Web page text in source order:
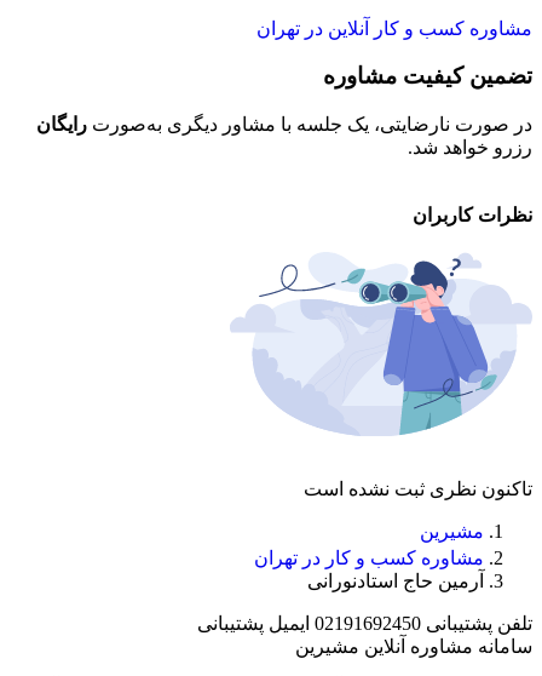
مشاوره کسب و کار آنلاین در تهران
تضمین کیفیت مشاوره
در صورت نارضایتی، یک جلسه با مشاور دیگری به‌صورت رایگان
رزرو خواهد شد.
نظرات کاربران
تاکنون نظری ثبت نشده است
مشیرین
مشاوره کسب و کار در تهران
آرمین حاج استادنورانی
تلفن پشتیبانی 02191692450 ایمیل پشتیبانی
سامانه مشاوره آنلاین مشیرین